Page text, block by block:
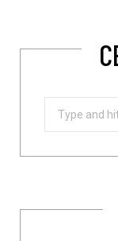
Search